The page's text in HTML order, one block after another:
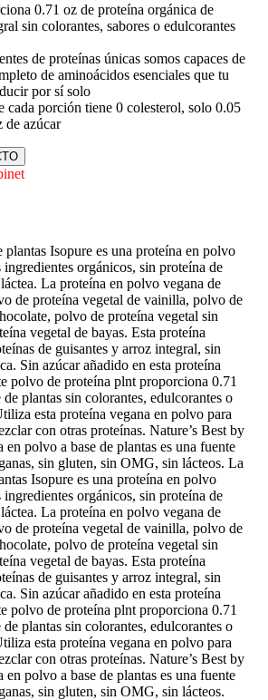
0.71 oz de proteína orgánica de
sin colorantes, sabores o edulcorantes
de proteínas únicas somos capaces de
de aminoácidos esenciales que tu
por sí solo
cada porción tiene 0 colesterol, solo 0.05
de azúcar
plantas Isopure es una proteína en polvo
orgánicos, sin proteína de
La proteína en polvo vegana de
de proteína vegetal de vainilla, polvo de
polvo de proteína vegetal sin
vegetal de bayas. Esta proteína
de guisantes y arroz integral, sin
Sin azúcar añadido en esta proteína
polvo de proteína plnt proporciona 0.71
de plantas sin colorantes, edulcorantes o
esta proteína vegana en polvo para
con otras proteínas. Nature’s Best by
polvo a base de plantas es una fuente
sin gluten, sin OMG, sin lácteos. La
Isopure es una proteína en polvo
orgánicos, sin proteína de
La proteína en polvo vegana de
de proteína vegetal de vainilla, polvo de
polvo de proteína vegetal sin
vegetal de bayas. Esta proteína
de guisantes y arroz integral, sin
Sin azúcar añadido en esta proteína
polvo de proteína plnt proporciona 0.71
de plantas sin colorantes, edulcorantes o
esta proteína vegana en polvo para
con otras proteínas. Nature’s Best by
polvo a base de plantas es una fuente
sin gluten, sin OMG, sin lácteos.